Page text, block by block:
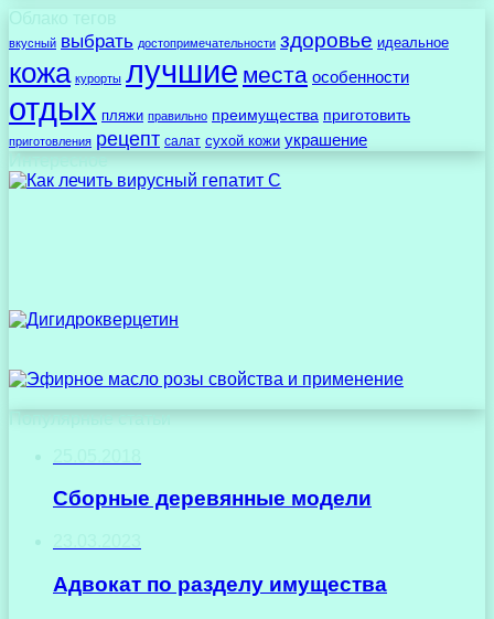
Облако тегов
вкусный выбрать достопримечательности здоровье идеальное
кожа курорты лучшие места особенности
отдых пляжи правильно преимущества приготовить
приготовления рецепт салат сухой кожи украшение
Сборные деревянные модели
Адвокат по разделу имущества